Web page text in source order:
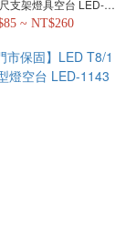
支架燈具空台 LED-
LED-T8BA2-1R1 LED-
LED-T8BA4-1R1
~ NT$260